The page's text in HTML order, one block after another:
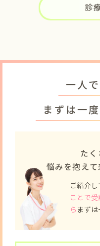
診
一人
まずは一
た
悩みを抱えて
ご紹介し
ことで
ら まずは